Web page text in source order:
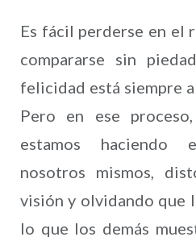
Es fácil perderse en el
compararse sin
felicidad está siempre
Pero en ese
estamos haciendo
nosotros mismos,
visión y olvidando que
lo que los demás